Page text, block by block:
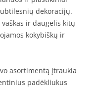
dekoracijų.
ir daugelis kitų
kokybiškų ir
asortimentą įtraukia
padėkliukus